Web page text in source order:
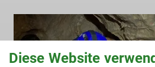
Diese Website